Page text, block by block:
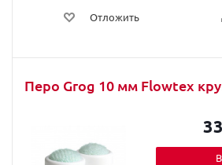
Отложить
Перо Grog 10 мм Flowtex